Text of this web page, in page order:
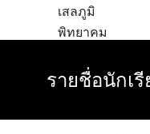
รายชื่อนักเ